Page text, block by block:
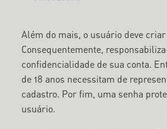
Além do mais, o usuário deve
Consequentemente,
confidencialidade de sua conta.
de 18 anos necessitam de
cadastro. Por fim, uma senha
usuário.